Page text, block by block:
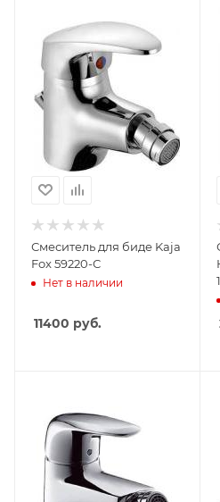
Смеситель для биде Kaja
Fox 59220-С
Нет в наличии
11400 руб.